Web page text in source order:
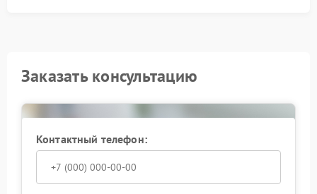
Заказать консультацию
Контактный телефон: